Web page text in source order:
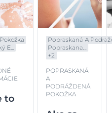
E...
to
Popraskaná A
Popraskana...
+2
POPRASKANÁ
A
PODRÁŽDENÁ
POKOŽKA